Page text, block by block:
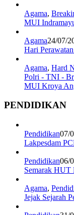
Agama,
MUI
Agama24/07/
Hari
Agama, Hard
Polri - TNI -
MUI Kroya
PENDIDIKAN
Pendidikan07/
Lakpesdam
Pendidikan06/
Semarak HUT
Agama,
Jejak Sejarah